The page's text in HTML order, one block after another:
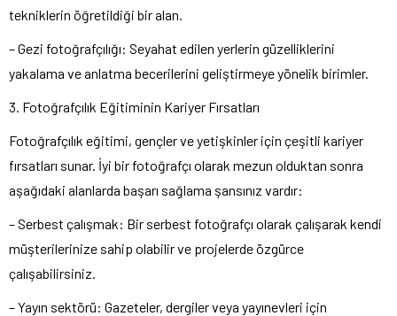
tekniklerin öğretildiği bir alan.
– Gezi fotoğrafçılığı: Seyahat edilen yerlerin güzelliklerini
yakalama ve anlatma becerilerini geliştirmeye yönelik birimler.
3. Fotoğrafçılık Eğitiminin Kariyer Fırsatları
Fotoğrafçılık eğitimi, gençler ve yetişkinler için çeşitli kariyer
fırsatları sunar. İyi bir fotoğrafçı olarak mezun olduktan sonra
aşağıdaki alanlarda başarı sağlama şansınız vardır:
– Serbest çalışmak: Bir serbest fotoğrafçı olarak çalışarak kendi
müşterilerinize sahip olabilir ve projelerde özgürce
çalışabilirsiniz.
– Yayın sektörü: Gazeteler, dergiler veya yayınevleri için